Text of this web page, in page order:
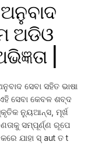
ଅଡିଓ
|
ସେବା ସହିତ ଭାଷା
ସେବା କେବଳ ଶବ୍ଦ
ନ୍ୟୁଆନ୍ସ, ମୂର୍ଖ
ସମ୍ପୂର୍ଣ୍ଣ ରୂପେ
ଯାହା ସ୍ aut ତ t